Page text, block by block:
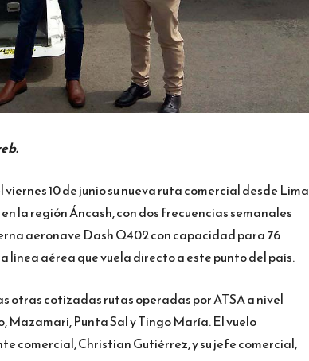
10 de junio su nueva ruta comercial desde Lima
la región Áncash, con dos frecuencias semanales
aeronave Dash Q402 con capacidad para 76
línea aérea que vuela directo a este punto del país.
otras cotizadas rutas operadas por ATSA a nivel
Mazamari, Punta Sal y Tingo María. El vuelo
comercial, Christian Gutiérrez, y su jefe comercial,